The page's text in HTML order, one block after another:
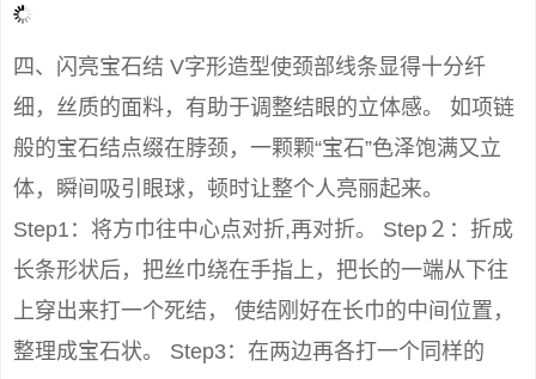
四、闪亮宝石结 V字形造型使颈部线条显得十分纤
细，丝质的面料，有助于调整结眼的立体感。 如项链
般的宝石结点缀在脖颈，一颗颗“宝石”色泽饱满又立
体，瞬间吸引眼球，顿时让整个人亮丽起来。
Step1：将方巾往中心点对折,再对折。 Step２：折成
长条形状后，把丝巾绕在手指上，把长的一端从下往
上穿出来打一个死结， 使结刚好在长巾的中间位置，
整理成宝石状。 Step3：在两边再各打一个同样的